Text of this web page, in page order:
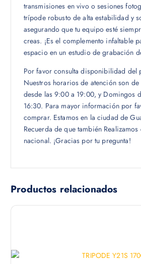
transmisiones en vivo o sesiones
trípode robusto de alta estabilidad y
asegurando que tu equipo esté
creas. ¡Es el complemento infaltable
espacio en un estudio de grabación
Por favor consulta disponibilidad del
Nuestros horarios de atención son de
desde las 9:00 a 19:00, y Domingos
16:30. Para mayor información por
comprar. Estamos en la ciudad de
Recuerda de que también
nacional. ¡Gracias por tu pregunta!
Productos relacionados